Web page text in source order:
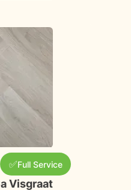
✅Full Service
Visgraat